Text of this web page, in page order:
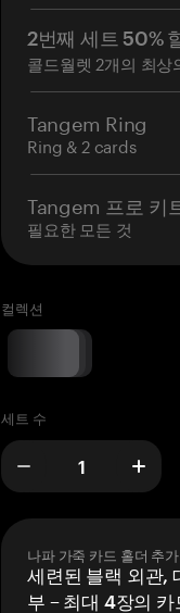
2번째 세트 50%
콜드월렛 2개의 최상
Tangem Ring
Ring & 2 cards
Tangem 프로 키
필요한 모든 것
컬렉션
세트 수
나파 가죽 카드 홀더 추가
세련된 블랙 외관,
부 – 최대 4장의